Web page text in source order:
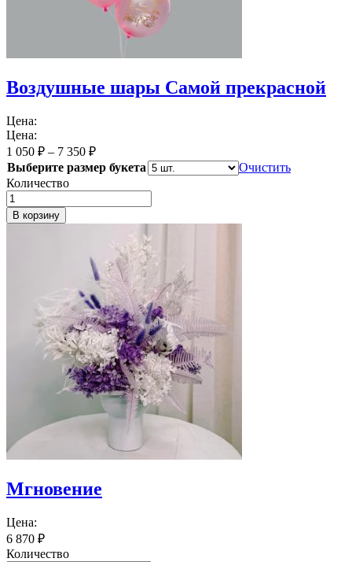
Воздушные шары Самой прекрасной
Цена:
Цена:
1 050 ₽ – 7 350 ₽
Выберите размер букета
Очистить
Количество
В корзину
Мгновение
Цена:
6 870 ₽
Количество